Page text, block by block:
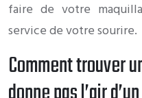
faire de votre
service de votre sourire.
Comment trouver